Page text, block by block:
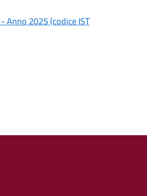
Anno 2025 (codice IST